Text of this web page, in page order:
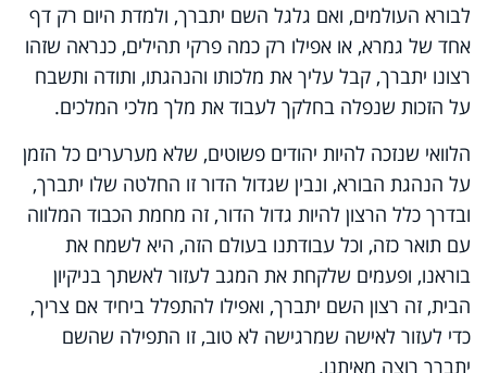
לבורא העולמים, ואם גלגל השם יתברך, ולמדת היום רק דף
אחד של גמרא, או אפילו רק כמה פרקי תהילים, כנראה שזהו
רצונו יתברך, קבל עליך את מלכותו והנהגתו, ותודה ותשבח
על הזכות שנפלה בחלקך לעבוד את מלך מלכי המלכים.
הלוואי שנזכה להיות יהודים פשוטים, שלא מערערים כל הזמן
על הנהגת הבורא, ונבין שגדול הדור זו החלטה שלו יתברך,
ובדרך כלל הרצון להיות גדול הדור, זה מחמת הכבוד המלווה
עם תואר כזה, וכל עבודתנו בעולם הזה, היא לשמח את
בוראנו, ופעמים שלקחת את המגב לעזור לאשתך בניקיון
הבית, זה רצון השם יתברך, ואפילו להתפלל ביחיד אם צריך,
כדי לעזור לאישה שמרגישה לא טוב, זו התפילה שהשם
יתברך רוצה מאיתנו.